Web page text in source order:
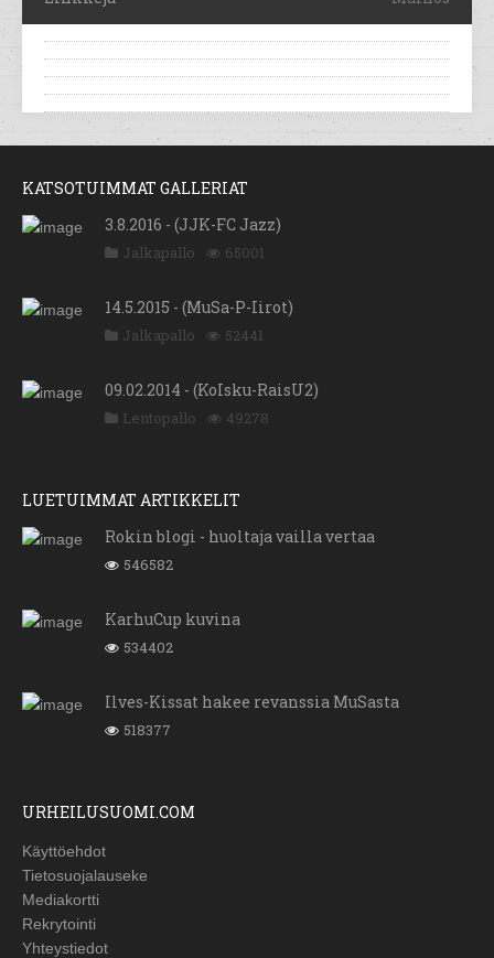
KATSOTUIMMAT GALLERIAT
3.8.2016 - (JJK-FC Jazz)
Jalkapallo 65001
14.5.2015 - (MuSa-P-Iirot)
Jalkapallo 52441
09.02.2014 - (KoIsku-RaisU2)
Lentopallo 49278
LUETUIMMAT ARTIKKELIT
Rokin blogi - huoltaja vailla vertaa
546582
KarhuCup kuvina
534402
Ilves-Kissat hakee revanssia MuSasta
518377
URHEILUSUOMI.COM
Käyttöehdot
Tietosuojalauseke
Mediakortti
Rekrytointi
Yhteystiedot